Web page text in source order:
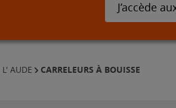
J’accède
L' AUDE CARRELEURS À BOUISSE